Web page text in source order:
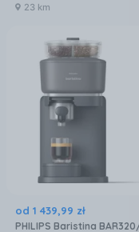
23 km
od 1 439,99 zł